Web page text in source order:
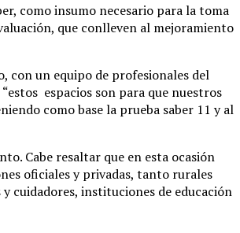
como insumo necesario para la toma
que conlleven al mejoramiento
con un equipo de profesionales del
espacios son para que nuestros
como base la prueba saber 11 y al
Cabe resaltar que en esta ocasión
oficiales y privadas, tanto rurales
cuidadores, instituciones de educación